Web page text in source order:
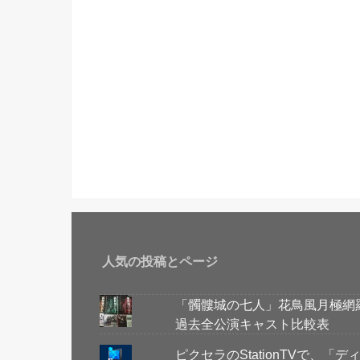
人気の投稿とページ
「髑髏城の七人」花鳥風月極網
過去全公演キャスト比較表
ピクセラのStationTVで、「デ